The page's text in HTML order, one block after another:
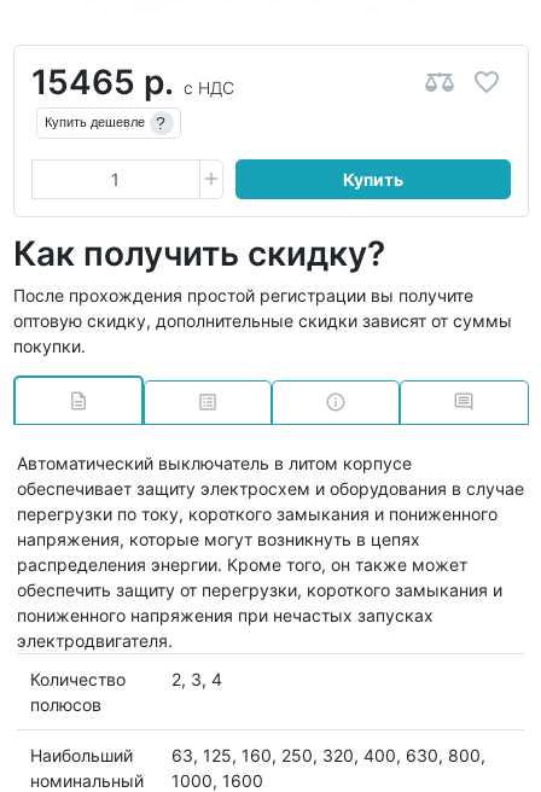
15465 р. с НДС
Купить дешевле ?
Купить
Как получить скидку?
После прохождения простой регистрации вы получите
оптовую скидку, дополнительные скидки зависят от суммы
покупки.
Автоматический выключатель в литом корпусе
обеспечивает защиту электросхем и оборудования в случае
перегрузки по току, короткого замыкания и пониженного
напряжения, которые могут возникнуть в цепях
распределения энергии. Кроме того, он также может
обеспечить защиту от перегрузки, короткого замыкания и
пониженного напряжения при нечастых запусках
электродвигателя.
Количество
полюсов
2, 3, 4
Наибольший
номинальный
63, 125, 160, 250, 320, 400, 630, 800,
1000, 1600